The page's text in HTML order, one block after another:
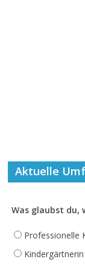
Aktuelle
Was glaubst du,
Professionelle
Kindergärtnerin